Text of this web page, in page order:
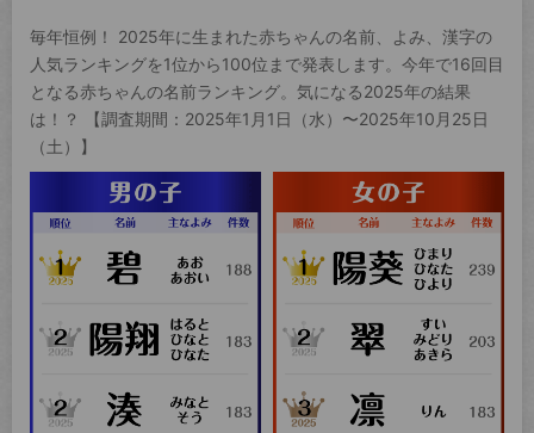
毎年恒例！ 2025年に生まれた赤ちゃんの名前、よみ、漢字の
人気ランキングを1位から100位まで発表します。今年で16回目
となる赤ちゃんの名前ランキング。気になる2025年の結果
は！？ 【調査期間：2025年1月1日（水）〜2025年10月25日
（土）】